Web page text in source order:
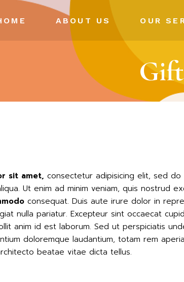
ABOUT US
Our Company
Vision & Mission
OUR
sit amet, consectetur adipisicing elit, sed
Ut enim ad minim veniam, quis nostrud
consequat. Duis aute irure dolor in
nulla pariatur. Excepteur sint occaecat
anim id est laborum. Sed ut perspiciatis
doloremque laudantium, totam rem
beatae vitae dicta tellus.